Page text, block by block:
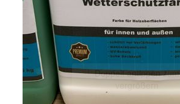
Doppelt antippen zum
vergrößern